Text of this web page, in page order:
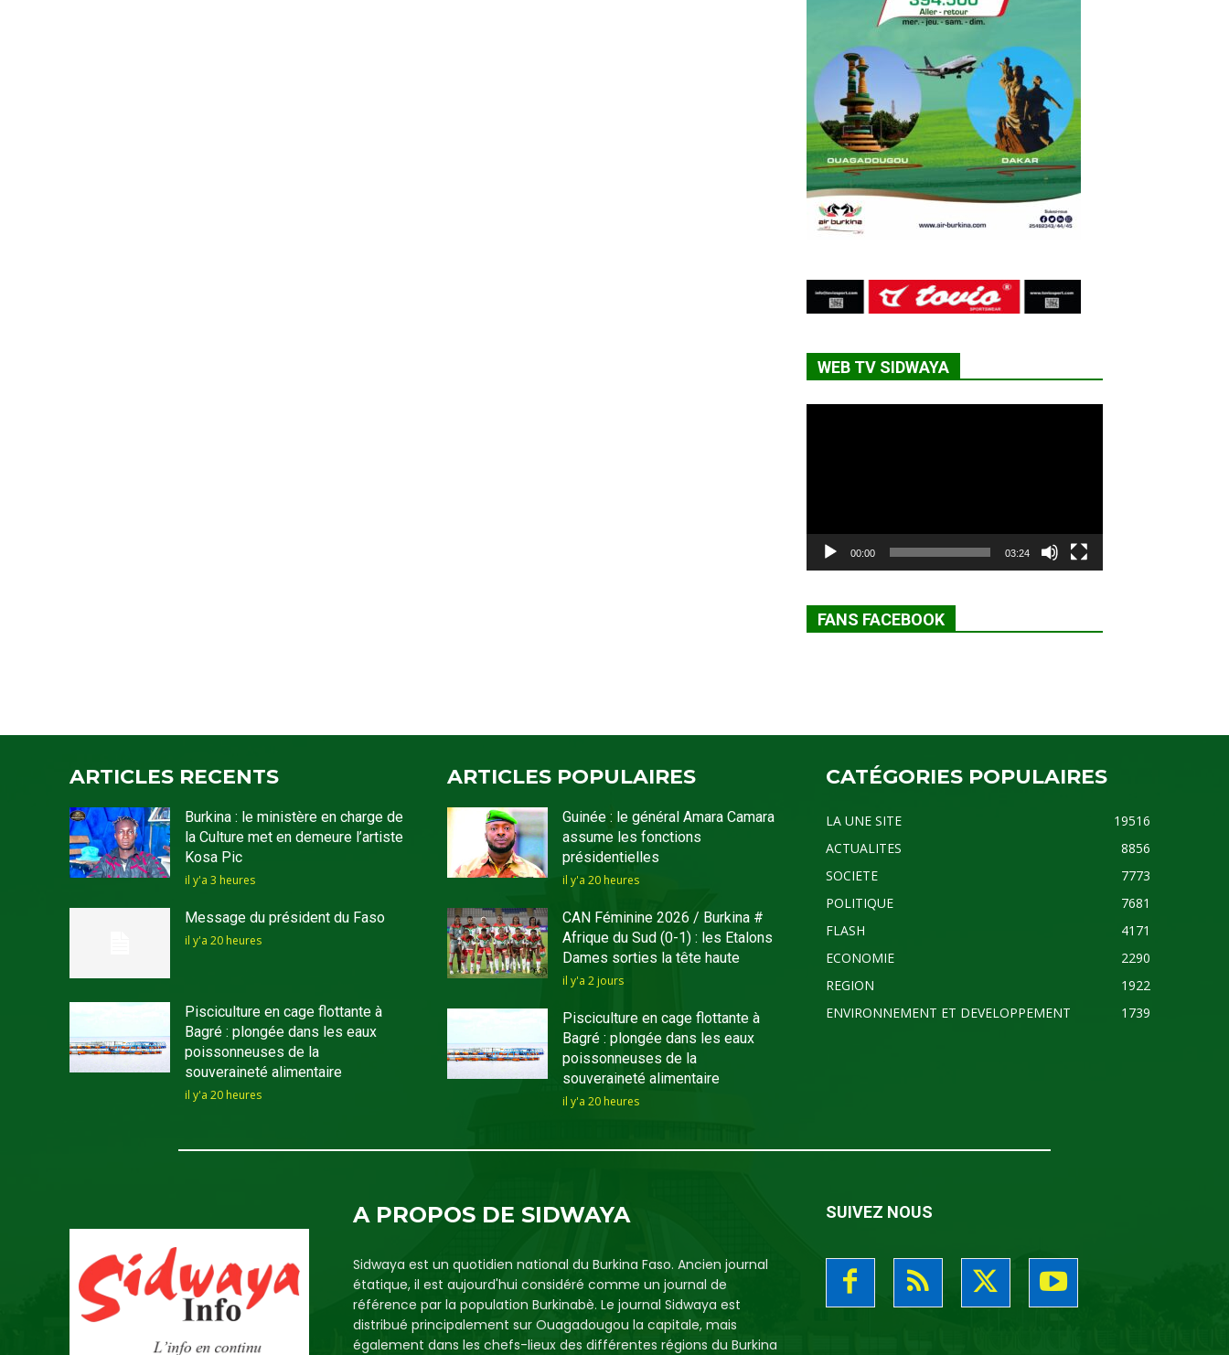
WEB TV SIDWAYA
00:00 03:24
FANS FACEBOOK
ARTICLES RECENTS
Burkina : le ministère en charge de
la Culture met en demeure l’artiste
Kosa Pic
il y'a 3 heures
Message du président du Faso
il y'a 20 heures
Pisciculture en cage flottante à
Bagré : plongée dans les eaux
poissonneuses de la
souveraineté alimentaire
il y'a 20 heures
ARTICLES POPULAIRES
Guinée : le général Amara Camara
assume les fonctions
présidentielles
il y'a 20 heures
CAN Féminine 2026 / Burkina #
Afrique du Sud (0-1) : les Etalons
Dames sorties la tête haute
il y'a 2 jours
Pisciculture en cage flottante à
Bagré : plongée dans les eaux
poissonneuses de la
souveraineté alimentaire
il y'a 20 heures
CATÉGORIES POPULAIRES
LA UNE SITE
19516
ACTUALITES
8856
SOCIETE
7773
POLITIQUE
7681
FLASH
4171
ECONOMIE
2290
REGION
1922
ENVIRONNEMENT ET DEVELOPPEMENT
1739
A PROPOS DE SIDWAYA
Sidwaya est un quotidien national du Burkina Faso. Ancien journal
étatique, il est aujourd'hui considéré comme un journal de
référence par la population Burkinabè. Le journal Sidwaya est
distribué principalement sur Ouagadougou la capitale, mais
également dans les chefs-lieux des différentes régions du Burkina
SUIVEZ NOUS